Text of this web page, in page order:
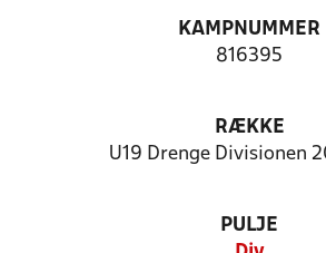
KAMPNUMMER
816395
RÆKKE
U19 Drenge Divisionen
PULJE